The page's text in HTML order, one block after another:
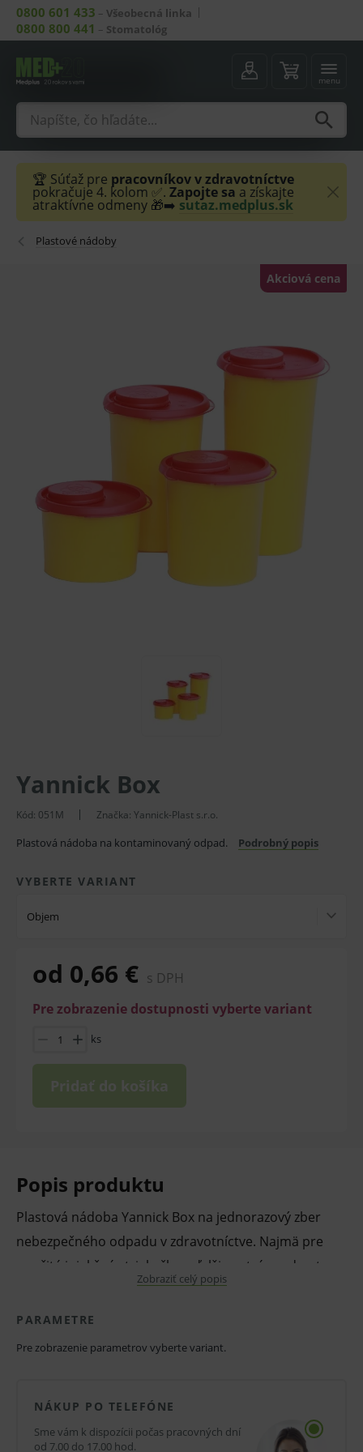
0800 601 433 – Všeobecná linka
0800 800 441 – Stomatológ
menu
🏆 Súťaž pre pracovníkov v zdravotníctve
pokračuje 4. kolom ✅. Zapojte sa a získajte
atraktívne odmeny 🎁➡️ sutaz.medplus.sk
Plastové nádoby
Akciová cena
Yannick Box
Kód: 051M Značka: Yannick-Plast s.r.o.
Plastová nádoba na kontaminovaný odpad. Podrobný popis
VYBERTE VARIANT
Objem
od 0,66 € s DPH
Pre zobrazenie dostupnosti vyberte variant
ks
Pridať do košíka
Popis produktu
Plastová nádoba Yannick Box na jednorazový zber
nebezpečného odpadu v zdravotníctve. Najmä pre
použité injekčné striekačky a ďalšie ostré predmety.
Plastová nádoba.
Na nebezpečný odpad.
Rôzne rozmery.
Balenie:
Zobraziť celý popis
PARAMETRE
Pre zobrazenie parametrov vyberte variant.
NÁKUP PO TELEFÓNE
Sme vám k dispozícii počas pracovných dní
od 7.00 do 17.00 hod.